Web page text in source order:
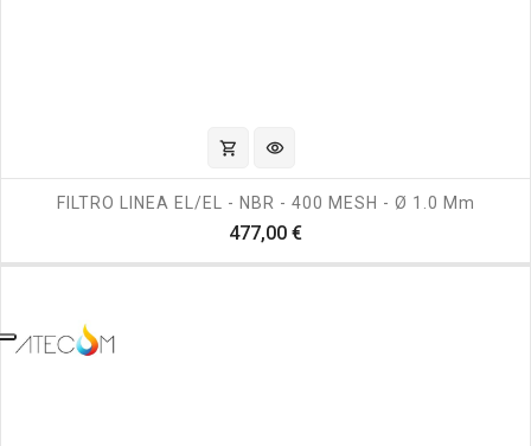
shopping_cart visibility
FILTRO LINEA EL/EL - NBR - 400 MESH - Ø 1.0 Mm
477,00 €Prezzo